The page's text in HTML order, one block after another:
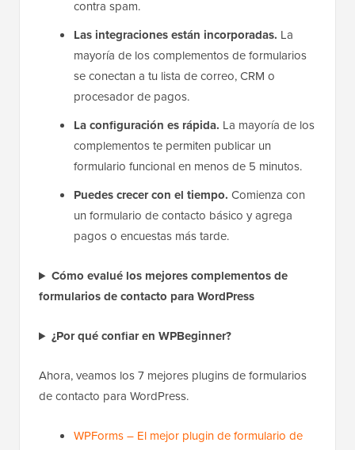
contra spam.
Las integraciones están incorporadas. La
mayoría de los complementos de formularios
se conectan a tu lista de correo, CRM o
procesador de pagos.
La configuración es rápida. La mayoría de los
complementos te permiten publicar un
formulario funcional en menos de 5 minutos.
Puedes crecer con el tiempo. Comienza con
un formulario de contacto básico y agrega
pagos o encuestas más tarde.
Cómo evalué los mejores complementos de
formularios de contacto para WordPress
¿Por qué confiar en WPBeginner?
Ahora, veamos los 7 mejores plugins de formularios
de contacto para WordPress.
WPForms – El mejor plugin de formulario de